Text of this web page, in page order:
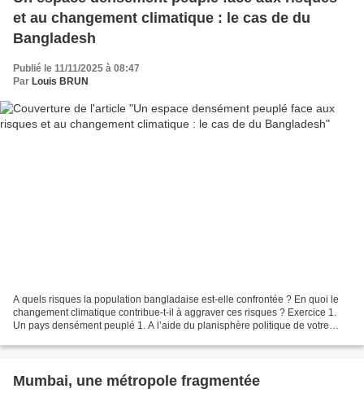
et au changement climatique : le cas de du
Bangladesh
Publié le 11/11/2025 à 08:47
Par Louis BRUN
A quels risques la population bangladaise est-elle confrontée ? En quoi le
changement climatique contribue-t-il à aggraver ces risques ? Exercice 1.
Un pays densément peuplé 1. A l’aide du planisphère politique de votre
Mumbai, une métropole fragmentée